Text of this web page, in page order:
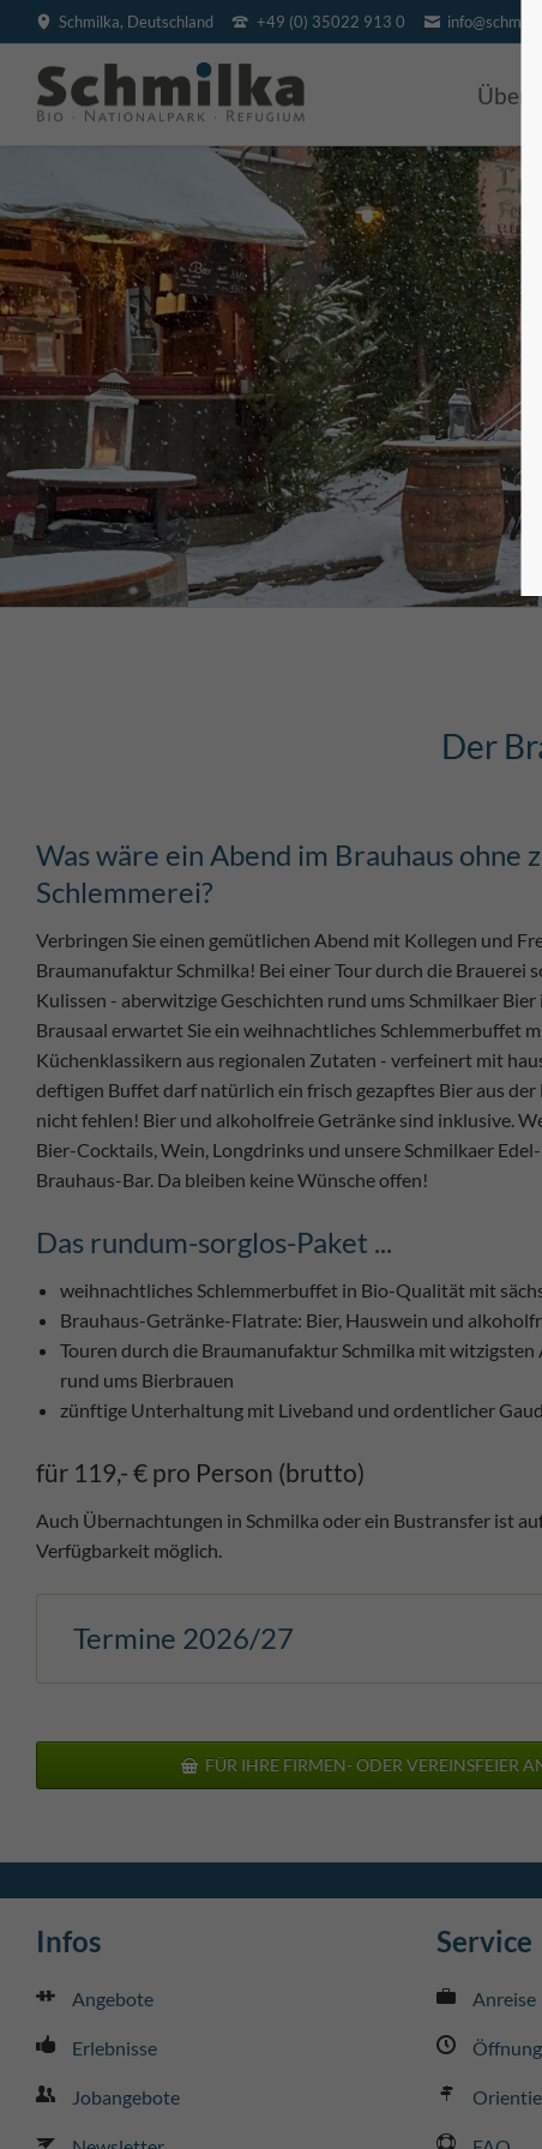
Schmilka, Deutschland +49 (0) 35022 913 0
BIO
Villa
Hotel
BIO
SUCHEN
Der
Was wäre ein Abend im Brauhaus ohne
Schlemmerei?
Verbringen Sie einen gemütlichen Abend mit Kollegen und
Braumanufaktur Schmilka! Bei einer Tour durch die Brauerei
Kulissen - aberwitzige Geschichten rund ums Schmilkaer
Brausaal erwartet Sie ein weihnachtliches Schlemmerbuffet
Küchenklassikern aus regionalen Zutaten - verfeinert mit
deftigen Buffet darf natürlich ein frisch gezapftes Bier aus
nicht fehlen! Bier und alkoholfreie Getränke sind inklusive.
Bier-Cocktails, Wein, Longdrinks und unsere Schmilkaer
Brauhaus-Bar. Da bleiben keine Wünsche offen!
Das rundum-sorglos-Paket ...
weihnachtliches Schlemmerbuffet in Bio-Qualität mit
Brauhaus-Getränke-Flatrate: Bier, Hauswein und
Touren durch die Braumanufaktur Schmilka mit
rund ums Bierbrauen
zünftige Unterhaltung mit Liveband und ordentlicher
für 119,- € pro Person (brutto)
Auch Übernachtungen in Schmilka oder ein Bustransfer ist
Verfügbarkeit möglich.
Termine 2026/27
FÜR IHRE FIRMEN- ODER VEREINSFEIER
Infos
Angebote
Erlebnisse
Jobangebote
Service
Anreise